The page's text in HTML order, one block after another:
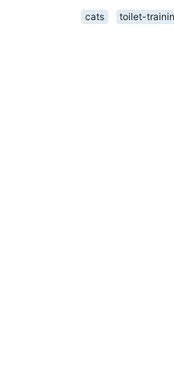
cats
toilet-